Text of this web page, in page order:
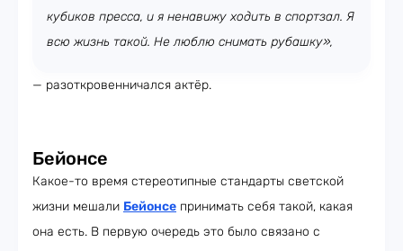
кубиков пресса, и я ненавижу ходить в спортзал. Я
всю жизнь такой. Не люблю снимать рубашку»,
— разоткровенничался актёр.
Бейонсе
Какое-то время стереотипные стандарты светской
жизни мешали Бейонсе принимать себя такой, какая
она есть. В первую очередь это было связано с